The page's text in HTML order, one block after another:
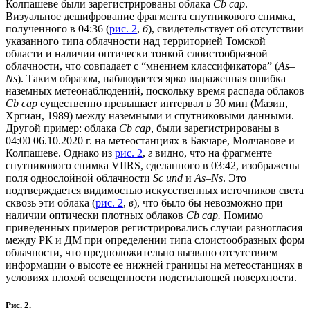
Колпашеве были зарегистрированы облака Cb cap.
Визуальное дешифрование фрагмента спутникового снимка,
полученного в 04:36 (рис. 2, б), свидетельствует об отсутствии
указанного типа облачности над территорией Томской
области и наличии оптически тонкой слоистообразной
облачности, что совпадает с “мнением классификатора” (As–
Ns). Таким образом, наблюдается ярко выраженная ошибка
наземных метеонаблюдений, поскольку время распада облаков
Cb cap существенно превышает интервал в 30 мин (Мазин,
Хргиан, 1989) между наземными и спутниковыми данными.
Другой пример: облака Cb cap, были зарегистрированы в
04:00 06.10.2020 г. на метеостанциях в Бакчаре, Молчанове и
Колпашеве. Однако из рис. 2, г видно, что на фрагменте
спутникового снимка VIIRS, сделанного в 03:42, изображены
поля однослойной облачности Sc und и As–Ns. Это
подтверждается видимостью искусственных источников света
сквозь эти облака (рис. 2, в), что было бы невозможно при
наличии оптически плотных облаков Cb cap. Помимо
приведенных примеров регистрировались случаи разногласия
между РК и ДМ при определении типа слоистообразных форм
облачности, что предположительно вызвано отсутствием
информации о высоте ее нижней границы на метеостанциях в
условиях плохой освещенности подстилающей поверхности.
Рис. 2.